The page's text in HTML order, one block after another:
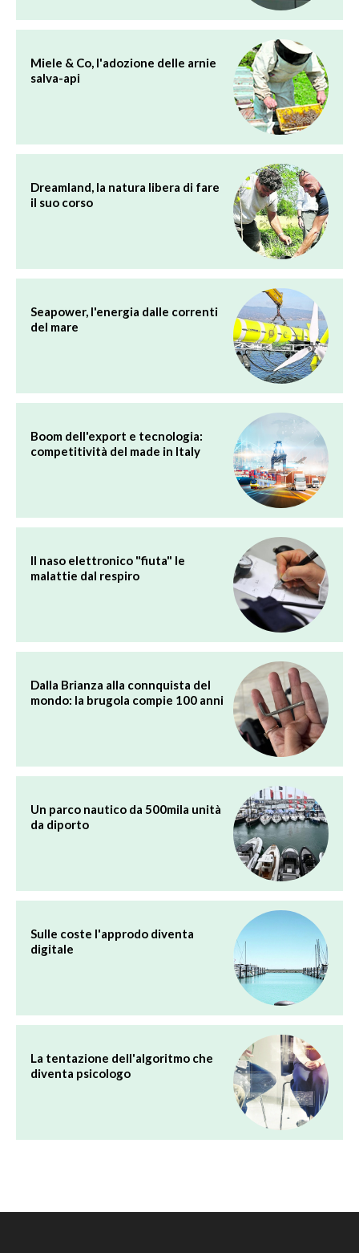
Miele & Co, l'adozione delle arnie
salva-api
Dreamland, la natura libera di fare
il suo corso
Seapower, l'energia dalle correnti
del mare
Boom dell'export e tecnologia:
competitività del made in Italy
Il naso elettronico "fiuta" le
malattie dal respiro
Dalla Brianza alla connquista del
mondo: la brugola compie 100 anni
Un parco nautico da 500mila unità
da diporto
Sulle coste l'approdo diventa
digitale
La tentazione dell'algoritmo che
diventa psicologo